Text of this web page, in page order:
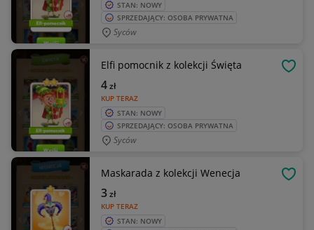
STAN: NOWY
SPRZEDAJĄCY: OSOBA PRYWATNA
Syców
Elfi pomocnik z kolekcji Święta
KUP TERAZ
4zł
STAN: NOWY
SPRZEDAJĄCY: OSOBA PRYWATNA
Syców
Maskarada z kolekcji Wenecja
KUP TERAZ
3zł
STAN: NOWY